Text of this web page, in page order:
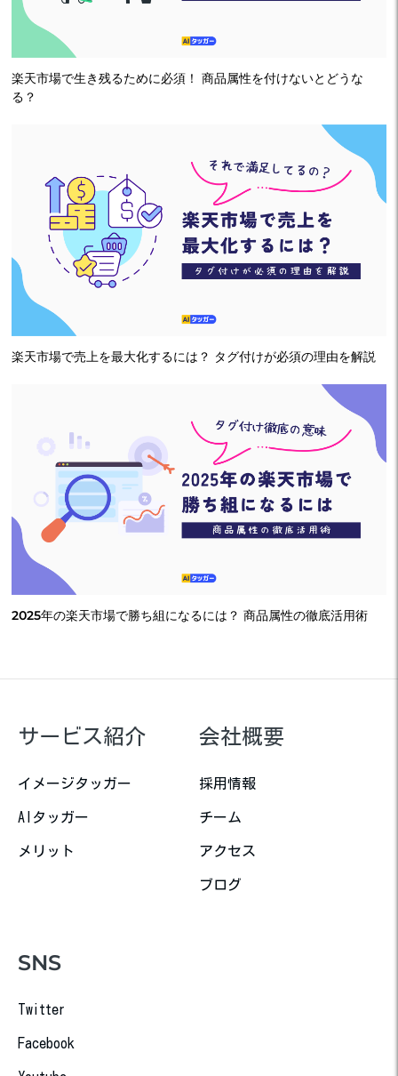
楽天市場で生き残るために必須！ 商品属性を付けないとどうな
る？
楽天市場で売上を最大化するには？ タグ付けが必須の理由を解説
2025年の楽天市場で勝ち組になるには？ 商品属性の徹底活用術
サービス紹介
イメージタッガー
AIタッガー
メリット
会社概要
採用情報
チーム
アクセス
ブログ
SNS
Twitter
Facebook